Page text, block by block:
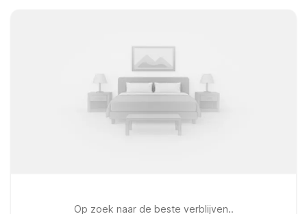
Op zoek naar de beste verblijven..